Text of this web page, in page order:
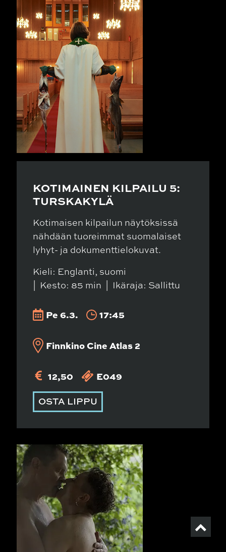
KOTIMAINEN KILPAILU 5:
TURSKAKYLÄ
Kotimaisen kilpailun näytöksissä
nähdään tuoreimmat suomalaiset
lyhyt- ja dokumenttielokuvat.
Kieli: Englanti, suomi
Kesto: 85 min
Ikäraja: Sallittu
Pe 6.3. 17:45
Finnkino Cine Atlas 2
12,50 E049
OSTA LIPPU